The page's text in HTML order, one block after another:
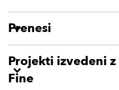
Prenesi
Projekti izvedeni
Fine